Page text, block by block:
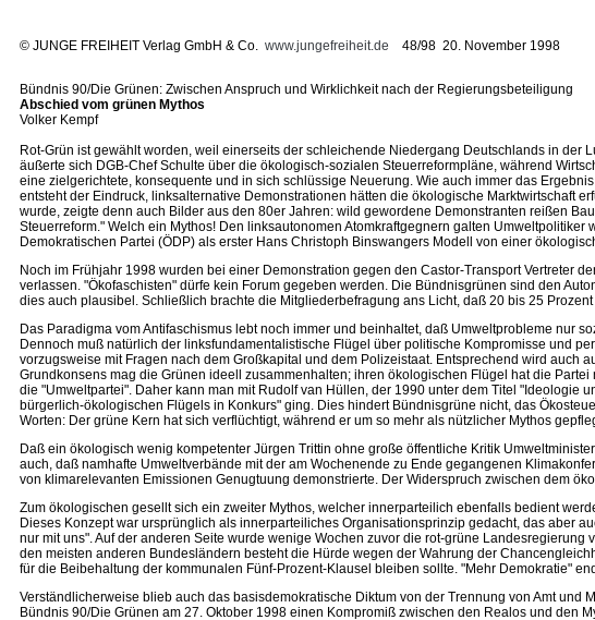
© JUNGE FREIHEIT Verlag GmbH & Co. www.jungefreiheit.de 48/98 20. November 1998
Bündnis 90/Die Grünen: Zwischen Anspruch und Wirklichkeit nach der Regierungsbeteiligung
Abschied vom grünen Mythos
Volker Kempf
Rot-Grün ist gewählt worden, weil einerseits der schleichende Niedergang Deutschlands in
äußerte sich DGB-Chef Schulte über die ökologisch-sozialen Steuerreformpläne, während
eine zielgerichtete, konsequente und in sich schlüssige Neuerung. Wie auch immer das
entsteht der Eindruck, linksalternative Demonstrationen hätten die ökologische Marktwirtschaft
wurde, zeigte denn auch Bilder aus den 80er Jahren: wild gewordene Demonstranten reißen
Steuerreform." Welch ein Mythos! Den linksautonomen Atomkraftgegnern galten
Demokratischen Partei (ÖDP) als erster Hans Christoph Binswangers Modell von einer
Noch im Frühjahr 1998 wurden bei einer Demonstration gegen den Castor-Transport Vertreter
verlassen. "Ökofaschisten" dürfe kein Forum gegeben werden. Die Bündnisgrünen sind den
dies auch plausibel. Schließlich brachte die Mitgliederbefragung ans Licht, daß 20 bis 25
Das Paradigma vom Antifaschismus lebt noch immer und beinhaltet, daß Umweltprobleme nur
Dennoch muß natürlich der linksfundamentalistische Flügel über politische Kompromisse und
vorzugsweise mit Fragen nach dem Großkapital und dem Polizeistaat. Entsprechend wird auch
Grundkonsens mag die Grünen ideell zusammenhalten; ihren ökologischen Flügel hat die
die "Umweltpartei". Daher kann man mit Rudolf van Hüllen, der 1990 unter dem Titel
bürgerlich-ökologischen Flügels in Konkurs" ging. Dies hindert Bündnisgrüne nicht, das
Worten: Der grüne Kern hat sich verflüchtigt, während er um so mehr als nützlicher Mythos
Daß ein ökologisch wenig kompetenter Jürgen Trittin ohne große öffentliche Kritik
auch, daß namhafte Umweltverbände mit der am Wochenende zu Ende gegangenen
von klimarelevanten Emissionen Genugtuung demonstrierte. Der Widerspruch zwischen dem
Zum ökologischen gesellt sich ein zweiter Mythos, welcher innerparteilich ebenfalls bedient
Dieses Konzept war ursprünglich als innerparteiliches Organisationsprinzip gedacht, das aber
nur mit uns". Auf der anderen Seite wurde wenige Wochen zuvor die rot-grüne
den meisten anderen Bundesländern besteht die Hürde wegen der Wahrung der
für die Beibehaltung der kommunalen Fünf-Prozent-Klausel bleiben sollte. "Mehr Demokratie"
Verständlicherweise blieb auch das basisdemokratische Diktum von der Trennung von Amt
Bündnis 90/Die Grünen am 27. Oktober 1998 einen Kompromiß zwischen den Realos und den